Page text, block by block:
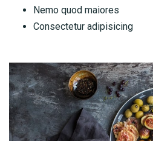
Nemo quod maiores
Consectetur adipisicing